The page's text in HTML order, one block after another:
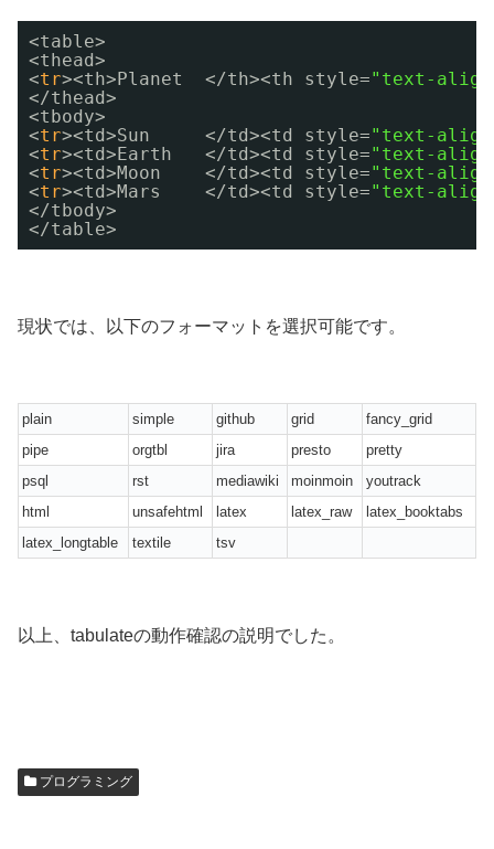
<table>
<thead>
<tr><th>Planet  </th><th style="text-
</thead>
<tbody>
<tr><td>Sun     </td><td style="text-
<tr><td>Earth   </td><td style="text-
<tr><td>Moon    </td><td style="text-
<tr><td>Mars    </td><td style="text-
</tbody>
</table>
現状では、以下のフォーマットを選択可能です。
plain simple github grid
fancy_grid
pipe
orgtbl jira presto
pretty
psql
rst mediawiki moinmoin
youtrack
html
unsafehtml latex latex_raw
latex_booktabs
latex_longtable
textile tsv
以上、tabulateの動作確認の説明でした。
プログラミング